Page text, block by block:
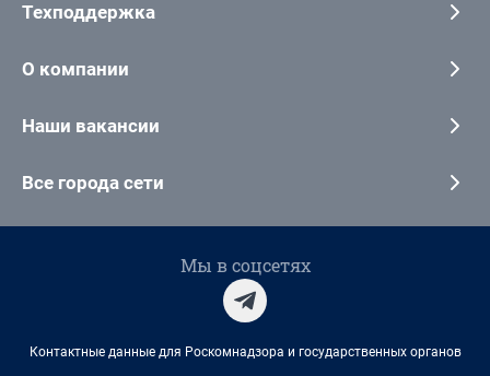
Техподдержка
О компании
Наши вакансии
Все города сети
Мы в соцсетях
Контактные данные для Роскомнадзора и государственных органов